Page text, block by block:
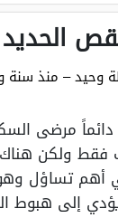
وحيد– منذ سنة
مرضى
فقط ولكن
أهم تساؤل
إلى هبوط